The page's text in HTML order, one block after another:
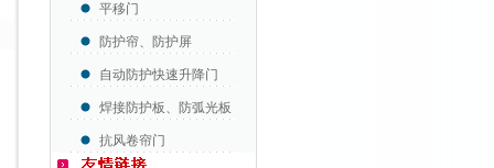
平移门
防护帘、防护屏
自动防护快速升降门
焊接防护板、防弧光板
抗风卷帘门